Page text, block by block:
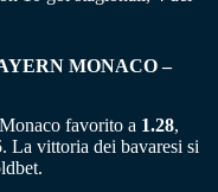
MONACO –
favorito a 1.28,
. La vittoria dei bavaresi si